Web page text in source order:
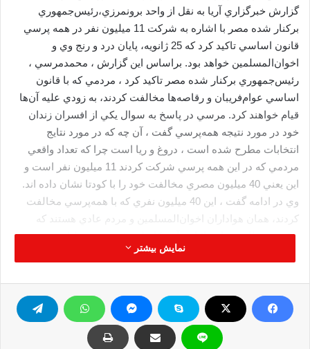
گزارش خبرگزاري آريا به نقل از واحد برونمرزي،رئيس‌جمهوري
برکنار شده مصر با اشاره به شرکت 11 ميليون نفر در همه‌ پرسي
قانون اساسي تاکيد کرد که 25 ژانويه، پايان درد و رنج وي و
اخوان‌المسلمين خواهد بود. براساس اين گزارش ، محمد‌مرسي ،
رئيس‌جمهوري برکنار شده مصر تاکيد کرد ، مردمي که با قانون
اساسي عوام‌فريبان و رقاصه‌ها مخالفت کردند، به زودي عليه آن‌ها
قيام خواهند کرد. مرسي در پاسخ به سوال يکي از افسران زندان
خود در مورد نتيجه همه‌پرسي گفت ، آن چه که در مورد نتايج
انتخابات مطرح شده است ، دروغ و ريا است چرا که تعداد واقعي
مردمي که در اين همه ‌پرسي شرکت کردند 11 ميليون نفر است و
اين يعني 40 ميليون مصري مخالفت خود را با کودتا نشان داده اند.
وي در ادامه گفت ، اين 40 ميليون نفري که با همه‌پرسي مخالفت
کردند، همان هواداران اخوان‌المسلمين و مردم عادي هستند که
حکومت نظامي و اسرائيل و آمريکا علي‌رغم هزينه ميلياردي
نتوانستند آنها را فريب دهند.
مرسی مصر نتایج همه پرسی
کپی آدرس
نمایش بیشتر